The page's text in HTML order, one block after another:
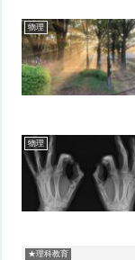
物理
物理
★理科教育